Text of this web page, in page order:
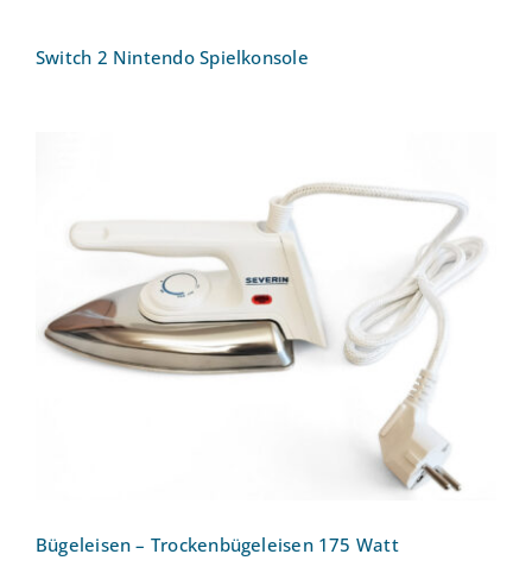
Switch 2 Nintendo Spielkonsole
Bügeleisen – Trockenbügeleisen 175
Watt
Bügeleisen – Trockenbügeleisen 175 Watt